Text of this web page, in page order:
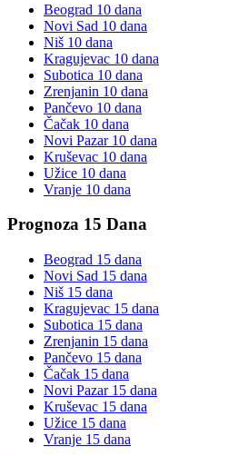
Beograd 10 dana
Novi Sad 10 dana
Niš 10 dana
Kragujevac 10 dana
Subotica 10 dana
Zrenjanin 10 dana
Pančevo 10 dana
Čačak 10 dana
Novi Pazar10 dana
Kruševac 10 dana
Užice 10 dana
Vranje 10 dana
Prognoza 15 Dana
Beograd 15 dana
Novi Sad 15 dana
Niš 15 dana
Kragujevac 15 dana
Subotica 15 dana
Zrenjanin 15 dana
Pančevo 15 dana
Čačak 15 dana
Novi Pazar15 dana
Kruševac 15 dana
Užice 15 dana
Vranje 15 dana